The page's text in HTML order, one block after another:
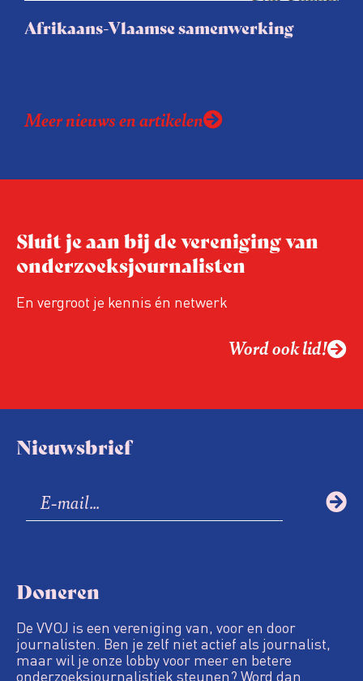
belangenbehartigers!
Afrikaans-Vlaamse samenwerking
Meer nieuws en artikelen
Sluit je aan bij de vereniging van
onderzoeksjournalisten
En vergroot je kennis én netwerk
Word ook lid!
Nieuwsbrief
Doneren
De VVOJ is een vereniging van, voor en door
journalisten. Ben je zelf niet actief als journalist,
maar wil je onze lobby voor meer en betere
onderzoeksjournalistiek steunen? Word dan